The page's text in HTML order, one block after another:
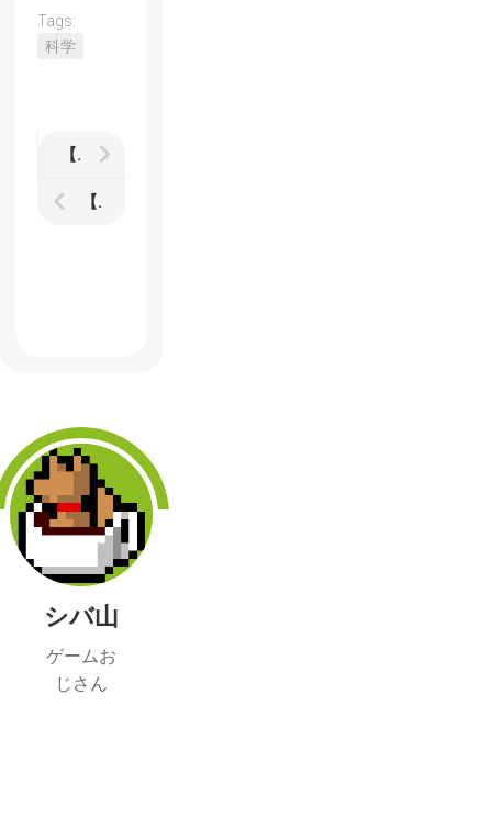
Tags:
科学
【アイドルマスター シンデレラガールズ スターライトステージ】低難易度のぬるいプレイスタイルを半月つづけた結果
【ピクセル】感想 80年代のビデオゲームで宇宙からの侵略者と戦うおバカ映画
シバ山
ゲームお
じさん